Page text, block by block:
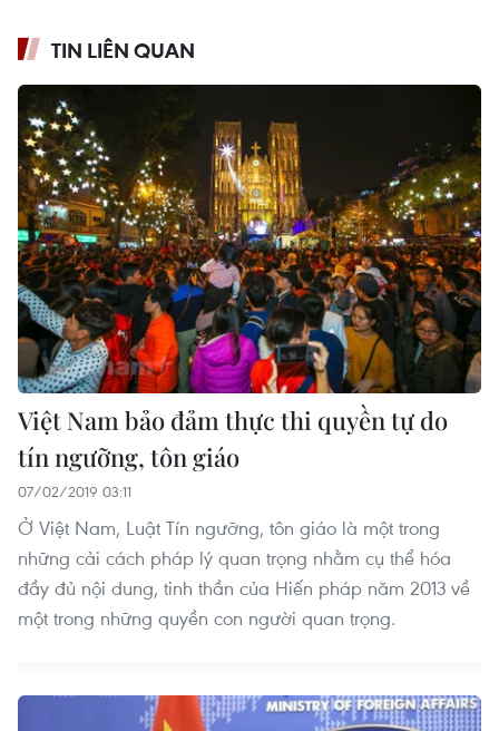
TIN LIÊN QUAN
Việt Nam bảo đảm thực thi quyền tự do
tín ngưỡng, tôn giáo
07/02/2019 03:11
Ở Việt Nam, Luật Tín ngưỡng, tôn giáo là một trong
những cải cách pháp lý quan trọng nhằm cụ thể hóa
đầy đủ nội dung, tinh thần của Hiến pháp năm 2013 về
một trong những quyền con người quan trọng.